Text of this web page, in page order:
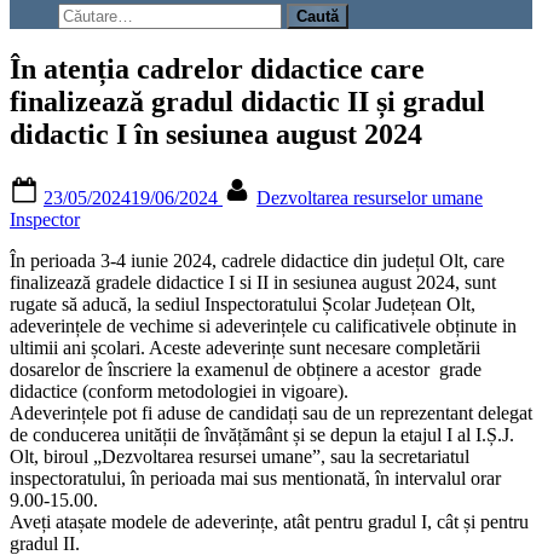
form
Caută
după:
În atenția cadrelor didactice care
finalizează gradul didactic II și gradul
didactic I în sesiunea august 2024
on
23/05/202419/06/2024
Dezvoltarea resurselor umane
Inspector
În perioada 3-4 iunie 2024, cadrele didactice din județul Olt, care
finalizează gradele didactice I si II in sesiunea august 2024, sunt
rugate să aducă, la sediul Inspectoratului Școlar Județean Olt,
adeverințele de vechime si adeverințele cu calificativele obținute in
ultimii ani școlari. Aceste adeverințe sunt necesare completării
dosarelor de înscriere la examenul de obținere a acestor grade
didactice (conform metodologiei in vigoare).
Adeverințele pot fi aduse de candidați sau de un reprezentant delegat
de conducerea unității de învățământ și se depun la etajul I al I.Ș.J.
Olt, biroul „Dezvoltarea resursei umane”, sau la secretariatul
inspectoratului, în perioada mai sus mentionată, în intervalul orar
9.00-15.00.
Aveți atașate modele de adeverințe, atât pentru gradul I, cât și pentru
gradul II.